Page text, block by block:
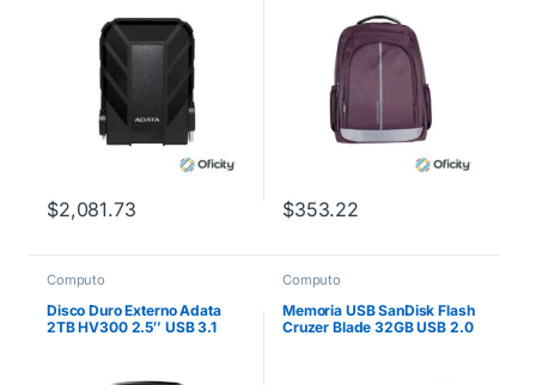
$2,081.73 $353.22
Computo
Disco Duro Externo Adata
2TB HV300 2.5″ USB 3.1
Computo
Memoria USB SanDisk Flash
Cruzer Blade 32GB USB 2.0